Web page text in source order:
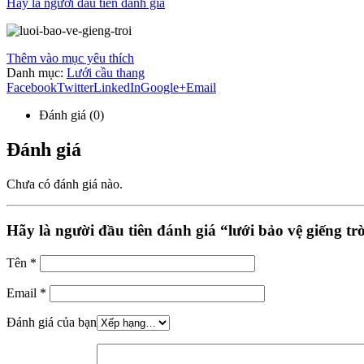
Hãy là người đầu tiên đánh giá
Thêm vào mục yêu thích
Danh mục: Lưới cầu thang
FacebookTwitterLinkedInGoogle+Email
Đánh giá (0)
Đánh giá
Chưa có đánh giá nào.
Hãy là người đầu tiên đánh giá “lưới bảo vệ giếng
Tên *
Email *
Đánh giá của bạn